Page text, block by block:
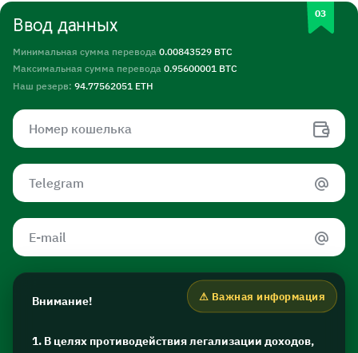
Ввод данных
Минимальная сумма перевода 0.00843529 BTC
Максимальная сумма перевода 0.95600001 BTC
Наш резерв: 94.77562051 ETH
Внимание!
1. В целях противодействия легализации доходов,